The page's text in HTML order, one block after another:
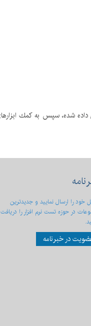
شده، سپس به كمك
خود را ارسال نمایید و جدیدترین
در حوزه تست نرم افزار را دریافت
در خبرنامه